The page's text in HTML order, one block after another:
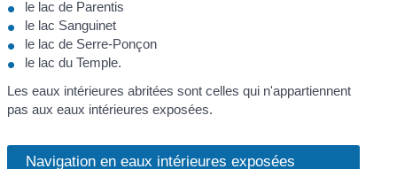
le lac de Parentis
le lac Sanguinet
le lac de Serre-Ponçon
le lac du Temple.
Les eaux intérieures abritées sont celles qui n'appartiennent
pas aux eaux intérieures exposées.
Navigation en eaux intérieures exposées